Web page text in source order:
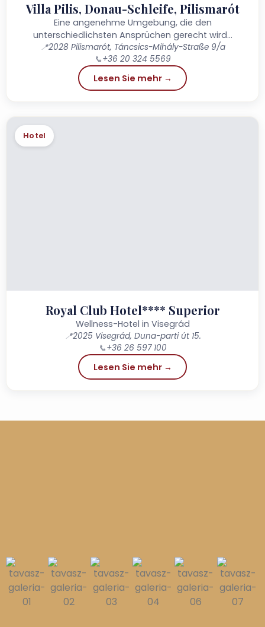
Villa Pilis, Donau-Schleife, Pilismarót
Eine angenehme Umgebung, die den
unterschiedlichsten Ansprüchen gerecht wird…
📍2028 Pilismarót, Táncsics-Mihály-Straße 9/a
📞+36 20 324 5569
Lesen Sie mehr →
Hotel
Royal Club Hotel**** Superior
Wellness-Hotel in Visegrád
📍2025 Visegrád, Duna-parti út 15.
📞+36 26 597 100
Lesen Sie mehr →